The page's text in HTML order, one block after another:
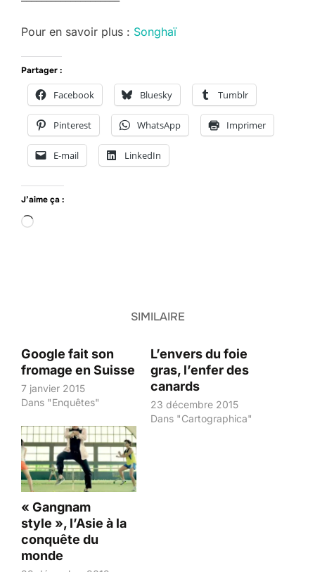
Pour en savoir plus : Songhaï
Partager :
Facebook Bluesky Tumblr
Pinterest WhatsApp Imprimer
E-mail LinkedIn
J’aime ça :
Chargement…
SIMILAIRE
Google fait son
fromage en Suisse
7 janvier 2015
Dans "Enquêtes"
L’envers du foie
gras, l’enfer des
canards
23 décembre 2015
Dans "Cartographica"
« Gangnam
style », l’Asie à la
conquête du
monde